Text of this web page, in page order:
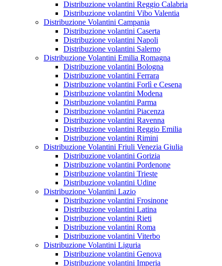
Distribuzione volantini Reggio Calabria
Distribuzione volantini Vibo Valentia
Distribuzione Volantini Campania
Distribuzione volantini Caserta
Distribuzione volantini Napoli
Distribuzione volantini Salerno
Distribuzione Volantini Emilia Romagna
Distribuzione volantini Bologna
Distribuzione volantini Ferrara
Distribuzione volantini Forlì e Cesena
Distribuzione volantini Modena
Distribuzione volantini Parma
Distribuzione volantini Piacenza
Distribuzione volantini Ravenna
Distribuzione volantini Reggio Emilia
Distribuzione volantini Rimini
Distribuzione Volantini Friuli Venezia Giulia
Distribuzione volantini Gorizia
Distribuzione volantini Pordenone
Distribuzione volantini Trieste
Distribuzione volantini Udine
Distribuzione Volantini Lazio
Distribuzione volantini Frosinone
Distribuzione volantini Latina
Distribuzione volantini Rieti
Distribuzione volantini Roma
Distribuzione volantini Viterbo
Distribuzione Volantini Liguria
Distribuzione volantini Genova
Distribuzione volantini Imperia